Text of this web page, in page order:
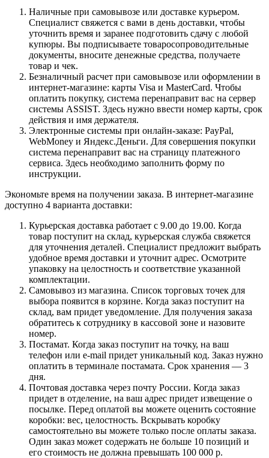
Наличные при самовывозе или доставке курьером.
Специалист свяжется с вами в день доставки, чтобы
уточнить время и заранее подготовить сдачу с любой
купюры. Вы подписываете товаросопроводительные
документы, вносите денежные средства, получаете
товар и чек.
Безналичный расчет при самовывозе или оформлении в
интернет-магазине: карты Visa и MasterCard. Чтобы
оплатить покупку, система перенаправит вас на сервер
системы ASSIST. Здесь нужно ввести номер карты, срок
действия и имя держателя.
Электронные системы при онлайн-заказе: PayPal,
WebMoney и Яндекс.Деньги. Для совершения покупки
система перенаправит вас на страницу платежного
сервиса. Здесь необходимо заполнить форму по
инструкции.
Экономьте время на получении заказа. В интернет-магазине
доступно 4 варианта доставки:
Курьерская доставка работает с 9.00 до 19.00. Когда
товар поступит на склад, курьерская служба свяжется
для уточнения деталей. Специалист предложит выбрать
удобное время доставки и уточнит адрес. Осмотрите
упаковку на целостность и соответствие указанной
комплектации.
Самовывоз из магазина. Список торговых точек для
выбора появится в корзине. Когда заказ поступит на
склад, вам придет уведомление. Для получения заказа
обратитесь к сотруднику в кассовой зоне и назовите
номер.
Постамат. Когда заказ поступит на точку, на ваш
телефон или e-mail придет уникальный код. Заказ нужно
оплатить в терминале постамата. Срок хранения — 3
дня.
Почтовая доставка через почту России. Когда заказ
придет в отделение, на ваш адрес придет извещение о
посылке. Перед оплатой вы можете оценить состояние
коробки: вес, целостность. Вскрывать коробку
самостоятельно вы можете только после оплаты заказа.
Один заказ может содержать не больше 10 позиций и
его стоимость не должна превышать 100 000 р.